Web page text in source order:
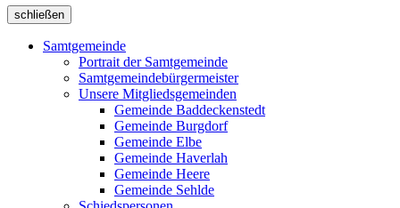
schließen
Samtgemeinde
Portrait der Samtgemeinde
Samtgemeindebürgermeister
Unsere Mitgliedsgemeinden
Gemeinde Baddeckenstedt
Gemeinde Burgdorf
Gemeinde Elbe
Gemeinde Haverlah
Gemeinde Heere
Gemeinde Sehlde